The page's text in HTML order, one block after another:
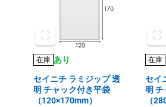
在庫 あり
セイニチ ラミジップ 透
明 チャック付き平袋
（120×170mm）
在庫
セイ
明
（